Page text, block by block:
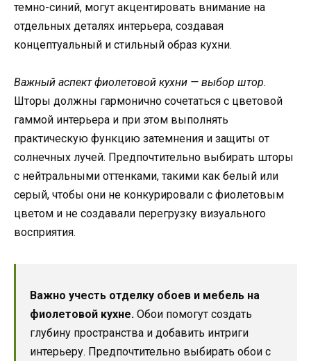
темно-синий, могут акцентировать внимание на
отдельных деталях интерьера, создавая
концептуальный и стильный образ кухни.
Важный аспект фиолетовой кухни — выбор штор.
Шторы должны гармонично сочетаться с цветовой
гаммой интерьера и при этом выполнять
практическую функцию затемнения и защиты от
солнечных лучей. Предпочтительно выбирать шторы
с нейтральными оттенками, такими как белый или
серый, чтобы они не конкурировали с фиолетовым
цветом и не создавали перегрузку визуального
восприятия.
Важно учесть отделку обоев и мебель на
фиолетовой кухне. Обои помогут создать
глубину пространства и добавить интриги
интерьеру. Предпочтительно выбирать обои с